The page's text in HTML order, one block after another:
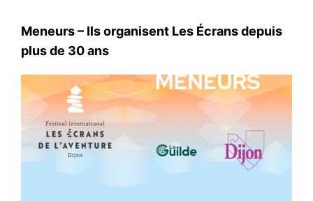
Meneurs – Ils organisent Les Écrans depuis
plus de 30 ans